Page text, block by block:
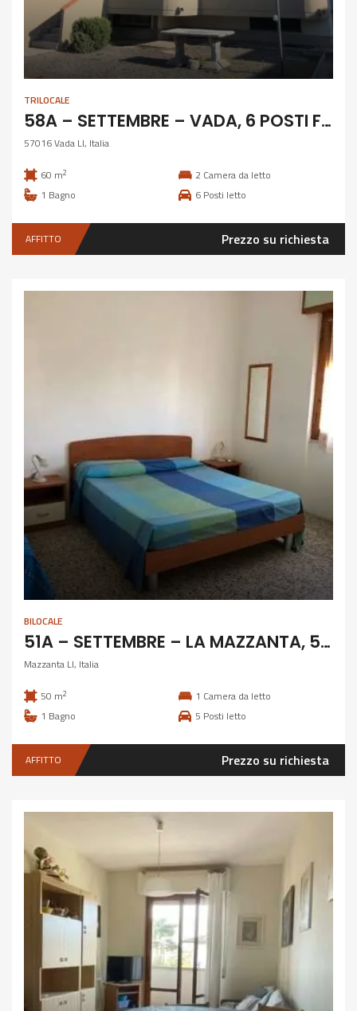
TRILOCALE
58A – SETTEMBRE – VADA, 6 POSTI FRONTE MARE CLIMATIZZATO
57016 Vada LI, Italia
60 m2 2 Camera da letto
1 Bagno 6 Posti letto
AFFITTO Prezzo su richiesta
BILOCALE
51A – SETTEMBRE – LA MAZZANTA, 5 POSTI FRONTE PINETA
Mazzanta LI, Italia
50 m2 1 Camera da letto
1 Bagno 5 Posti letto
AFFITTO Prezzo su richiesta